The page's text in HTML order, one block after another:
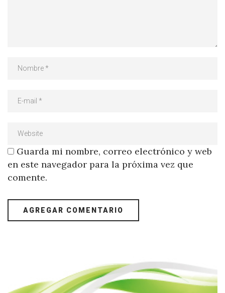
Guarda mi nombre, correo electrónico y web
en este navegador para la próxima vez que
comente.